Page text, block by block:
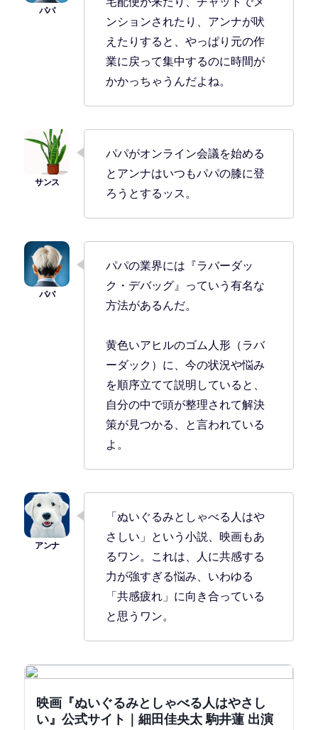
ンションされたり、アンナが吠
えたりすると、やっぱり元の作
業に戻って集中するのに時間が
かかっちゃうんだよね。
パパがオンライン会議を始める
とアンナはいつもパパの膝に登
ろうとするッス。
パパの業界には『ラバーダッ
ク・デバッグ』っていう有名な
方法があるんだ。
黄色いアヒルのゴム人形（ラバ
ーダック）に、今の状況や悩み
を順序立てて説明していると、
自分の中で頭が整理されて解決
策が見つかる、と言われている
よ。
「ぬいぐるみとしゃべる人はや
さしい」という小説、映画もあ
るワン。これは、人に共感する
力が強すぎる悩み、いわゆる
「共感疲れ」に向き合っている
と思うワン。
映画『ぬいぐるみとしゃべる人はやさし
い』公式サイト｜細田佳央太 駒井蓮 出演